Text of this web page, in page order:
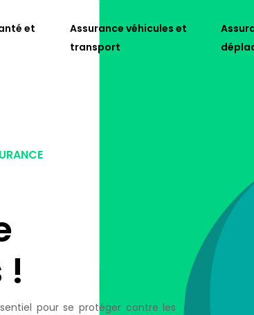
et
Assurance véhicules et
transport
!
pour se protéger contre les